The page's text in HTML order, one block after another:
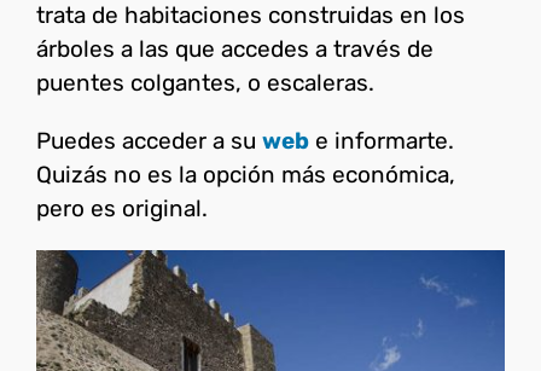
trata de habitaciones construidas en los
árboles a las que accedes a través de
puentes colgantes, o escaleras.
Puedes acceder a su web e informarte.
Quizás no es la opción más económica,
pero es original.